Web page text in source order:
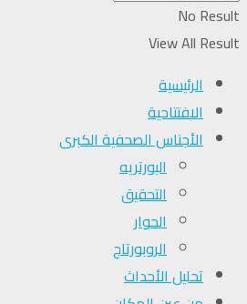
No Result
View All Result
الرئيسية
الافتتاحية
الأجناس الصحفية الكبرى
البورتريه
التحقیق
الحوار
الروبورتاج
تحلیل الأحداث